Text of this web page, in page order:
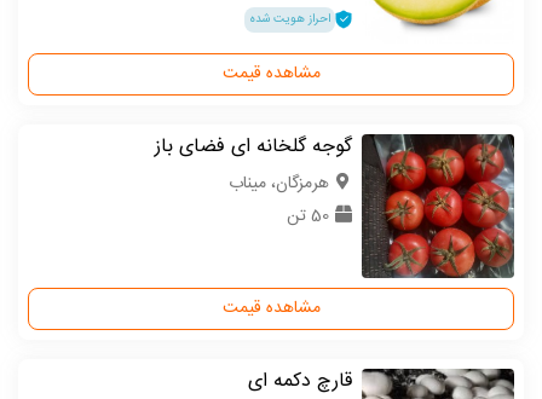
احراز هویت شده
مشاهده قیمت
گوجه گلخانه ای فضای باز
هرمزگان، میناب
50 تن
مشاهده قیمت
قارچ دکمه ای